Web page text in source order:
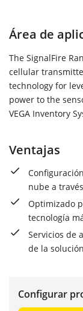
Área de
The SignalFire
cellular
technology for
power to the
VEGA Inventory
Ventajas
nube a
Optimizado
tecnología
Servicios de
de la
Configurar